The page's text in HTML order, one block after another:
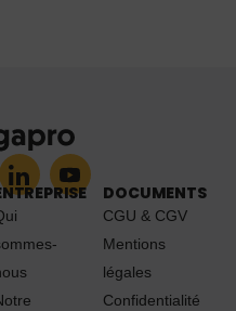
DOCUMENTS
CGU & CGV
Mentions
légales
Confidentialité